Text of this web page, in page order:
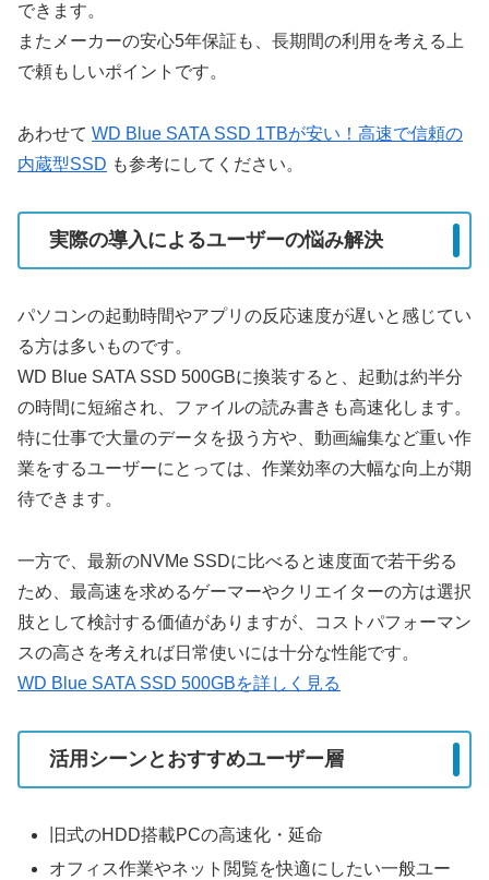
できます。
またメーカーの安心5年保証も、長期間の利用を考える上
で頼もしいポイントです。
あわせて WD Blue SATA SSD 1TBが安い！高速で信頼の
内蔵型SSD も参考にしてください。
実際の導入によるユーザーの悩み解決
パソコンの起動時間やアプリの反応速度が遅いと感じてい
る方は多いものです。
WD Blue SATA SSD 500GBに換装すると、起動は約半分
の時間に短縮され、ファイルの読み書きも高速化します。
特に仕事で大量のデータを扱う方や、動画編集など重い作
業をするユーザーにとっては、作業効率の大幅な向上が期
待できます。
一方で、最新のNVMe SSDに比べると速度面で若干劣る
ため、最高速を求めるゲーマーやクリエイターの方は選択
肢として検討する価値がありますが、コストパフォーマン
スの高さを考えれば日常使いには十分な性能です。
WD Blue SATA SSD 500GBを詳しく見る
活用シーンとおすすめユーザー層
旧式のHDD搭載PCの高速化・延命
オフィス作業やネット閲覧を快適にしたい一般ユー